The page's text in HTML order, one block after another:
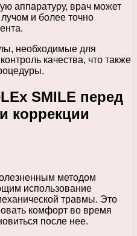
аппаратуру, врач может
и более точно
необходимые для
качества, что также
SMILE перед
коррекции
методом
использование
травмы. Это
комфорт во время
после нее.